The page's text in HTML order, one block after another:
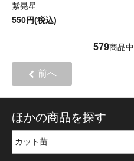
紫晃星
550円(税込)
579商品中
前へ
ほかの商品を探す